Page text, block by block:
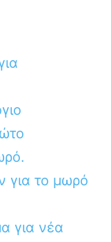
για το μωρό
για νέα